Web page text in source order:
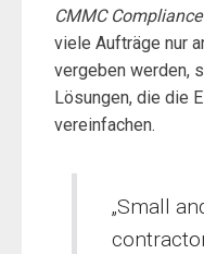
CMMC
viele Aufträge nur
vergeben werden,
Lösungen, die die
vereinfachen.
„Small